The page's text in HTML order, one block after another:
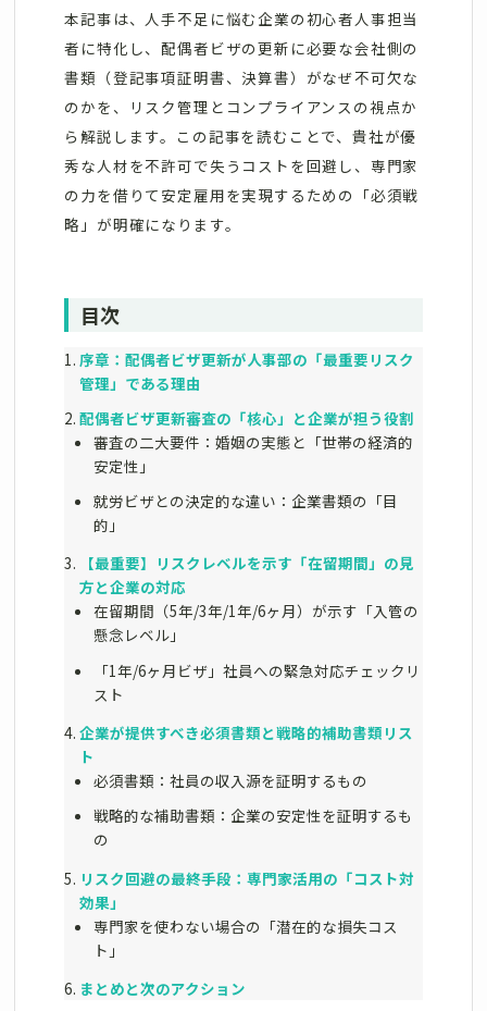
本記事は、人手不足に悩む企業の初心者人事担当
者に特化し、配偶者ビザの更新に必要な会社側の
書類（登記事項証明書、決算書）がなぜ不可欠な
のかを、リスク管理とコンプライアンスの視点か
ら解説します。この記事を読むことで、貴社が優
秀な人材を不許可で失うコストを回避し、専門家
の力を借りて安定雇用を実現するための「必須戦
略」が明確になります。
目次
序章：配偶者ビザ更新が人事部の「最重要リスク
管理」である理由
配偶者ビザ更新審査の「核心」と企業が担う役割
審査の二大要件：婚姻の実態と「世帯の経済的
安定性」
就労ビザとの決定的な違い：企業書類の「目
的」
【最重要】リスクレベルを示す「在留期間」の見
方と企業の対応
在留期間（5年/3年/1年/6ヶ月）が示す「入管の
懸念レベル」
「1年/6ヶ月ビザ」社員への緊急対応チェックリ
スト
企業が提供すべき必須書類と戦略的補助書類リス
ト
必須書類：社員の収入源を証明するもの
戦略的な補助書類：企業の安定性を証明するも
の
リスク回避の最終手段：専門家活用の「コスト対
効果」
専門家を使わない場合の「潜在的な損失コス
ト」
まとめと次のアクション